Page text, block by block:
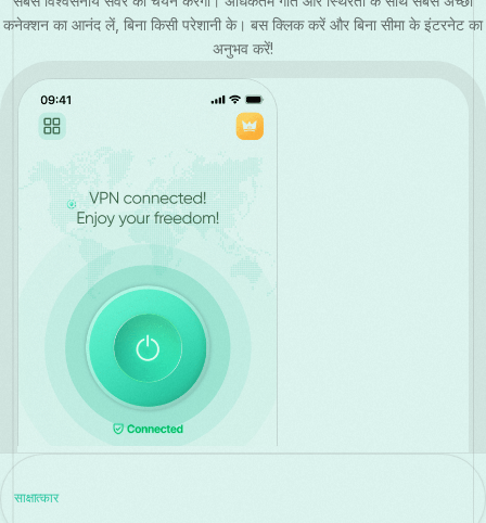
कनेक्शन का आनंद लें, बिना किसी परेशानी के। बस क्लिक करें और बिना सीमा के इंटरनेट का
अनुभव करें!
साक्षात्कार